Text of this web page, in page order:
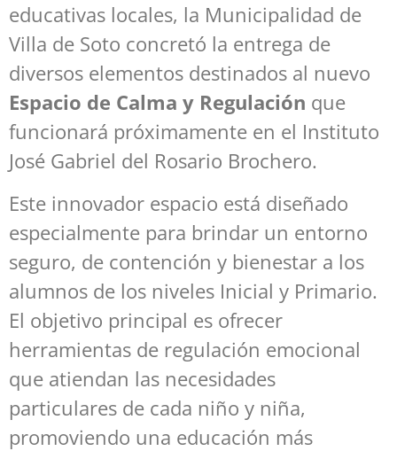
educativas locales, la Municipalidad de
Villa de Soto concretó la entrega de
diversos elementos destinados al nuevo
Espacio de Calma y Regulación que
funcionará próximamente en el Instituto
José Gabriel del Rosario Brochero.
Este innovador espacio está diseñado
especialmente para brindar un entorno
seguro, de contención y bienestar a los
alumnos de los niveles Inicial y Primario.
El objetivo principal es ofrecer
herramientas de regulación emocional
que atiendan las necesidades
particulares de cada niño y niña,
promoviendo una educación más